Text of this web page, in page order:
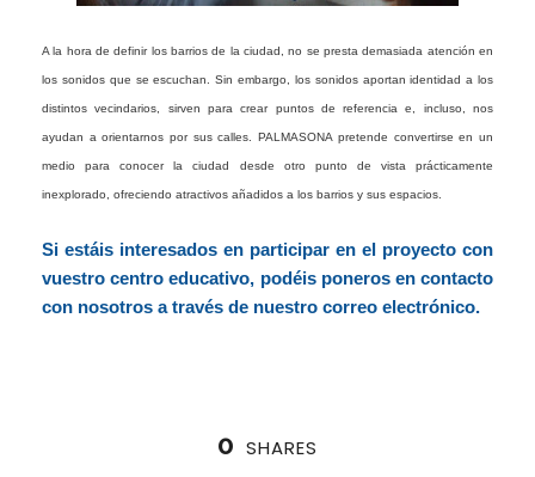
A la hora de definir los barrios de la ciudad, no se presta demasiada atención en
los sonidos que se escuchan. Sin embargo, los sonidos aportan identidad a los
distintos vecindarios, sirven para crear puntos de referencia e, incluso, nos
ayudan a orientarnos por sus calles. PALMASONA pretende convertirse en un
medio para conocer la ciudad desde otro punto de vista prácticamente
inexplorado, ofreciendo atractivos añadidos a los barrios y sus espacios.
Si estáis interesados en participar en el proyecto con
vuestro centro educativo, podéis poneros en contacto
con nosotros a través de nuestro correo electrónico.
0 SHARES